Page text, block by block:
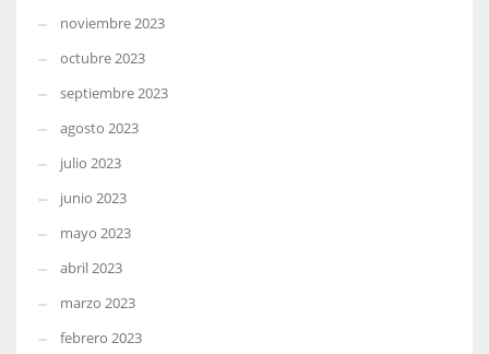
noviembre 2023
octubre 2023
septiembre 2023
agosto 2023
julio 2023
junio 2023
mayo 2023
abril 2023
marzo 2023
febrero 2023